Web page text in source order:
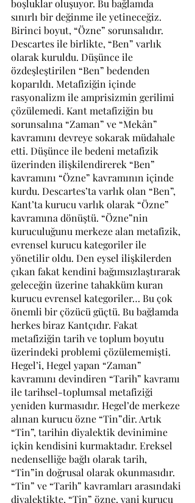
boşluklar oluşuyor. Bu bağlamda
sınırlı bir değinme ile yetineceğiz.
Birinci boyut, “Özne” sorunsalıdır.
Descartes ile birlikte, “Ben” varlık
olarak kuruldu. Düşünce ile
özdeşleştirilen “Ben” bedenden
koparıldı. Metafiziğin içinde
rasyonalizm ile amprisizmin gerilimi
çözülemedi. Kant metafiziğin bu
sorunsalına “Zaman” ve “Mekân”
kavramını devreye sokarak müdahale
etti. Düşünce ile bedeni metafizik
üzerinden ilişkilendirerek “Ben”
kavramını “Özne” kavramının içinde
kurdu. Descartes’ta varlık olan “Ben”,
Kant’ta kurucu varlık olarak “Özne”
kavramına dönüştü. “Özne”nin
kuruculuğunu merkeze alan metafizik,
evrensel kurucu kategoriler ile
yönetilir oldu. Den eysel ilişkilerden
çıkan fakat kendini bağımsızlaştırarak
geleceğin üzerine tahakküm kuran
kurucu evrensel kategoriler… Bu çok
önemli bir çözücü güçtü. Bu bağlamda
herkes biraz Kantçıdır. Fakat
metafiziğin tarih ve toplum boyutu
üzerindeki problemi çözülememişti.
Hegel’i, Hegel yapan “Zaman”
kavramını devindiren “Tarih” kavramı
ile tarihsel-toplumsal metafiziği
yeniden kurmasıdır. Hegel’de merkeze
alınan kurucu özne “Tin”dir. Artık
“Tin”, tarihin diyalektik devinimine
içkin kendisini kurmaktadır. Ereksel
nedenselliğe bağlı olarak tarih,
“Tin”in doğrusal olarak okunmasıdır.
“Tin” ve “Tarih” kavramları arasındaki
diyalektikte, “Tin” özne, yani kurucu